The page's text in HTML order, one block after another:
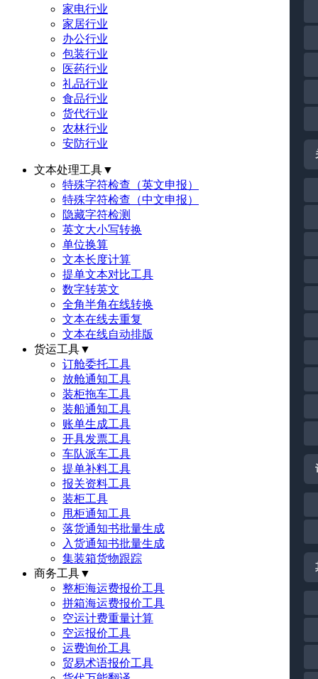
家电行业
家居行业
办公行业
包装行业
医药行业
礼品行业
食品行业
货代行业
农林行业
安防行业
文本处理工具▼
特殊字符检查（英文申报）
特殊字符检查（中文申报）
隐藏字符检测
英文大小写转换
单位换算
文本长度计算
提单文本对比工具
数字转英文
全角半角在线转换
文本在线去重复
文本在线自动排版
货运工具▼
订舱委托工具
放舱通知工具
装柜拖车工具
装船通知工具
账单生成工具
开具发票工具
车队派车工具
提单补料工具
报关资料工具
装柜工具
甩柜通知工具
落货通知书批量生成
入货通知书批量生成
集装箱货物跟踪
商务工具▼
整柜海运费报价工具
拼箱海运费报价工具
空运计费重量计算
空运报价工具
运费询价工具
贸易术语报价工具